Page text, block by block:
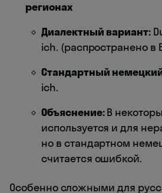
регионах
Диалектный вариант:
ich. (распространено в
Стандартный
ich.
Объяснение:В
используется и для
но в стандартном
считается ошибкой.
Особенно сложными для